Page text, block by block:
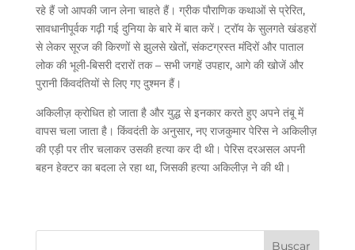
रहे हैं जो आपकी जान लेना चाहते हैं। ग्रीक पौराणिक कथाओं से प्रेरित,
सावधानीपूर्वक गढ़ी गई दुनिया के बारे में बात करें। ट्रॉय के सुलगते खंडहरों
से लेकर सूरज की किरणों से झुलसे खेतों, संकटग्रस्त मंदिरों और पाताल
लोक की भूली-बिसरी दरारों तक – सभी जगहें उपहार, आगे की खोजें और
पुरानी किंवदंतियों से लिए गए दुश्मन हैं।
अकिलीज़ क्रोधित हो जाता है और युद्ध से इनकार करते हुए अपने तंबू में
वापस चला जाता है। किंवदंती के अनुसार, नए राजकुमार पेरिस ने अकिलीज़
की एड़ी पर तीर चलाकर उसकी हत्या कर दी थी। पेरिस दरअसल अपनी
बहन हेक्टर का बदला ले रहा था, जिसकी हत्या अकिलीज़ ने की थी।